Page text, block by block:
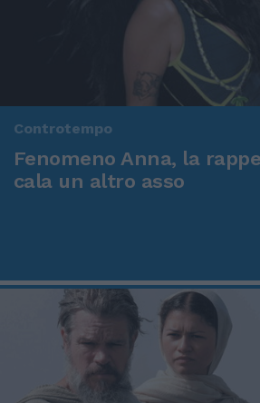
Controtempo
Fenomeno Anna, la
cala un altro asso